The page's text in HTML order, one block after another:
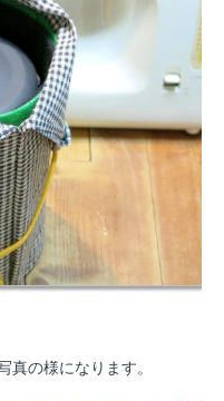
の様になります。